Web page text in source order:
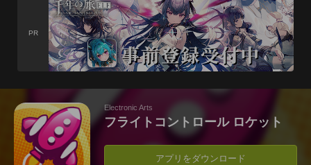
PR
Electronic Arts
フライトコントロール ロケット
アプリをダウンロード